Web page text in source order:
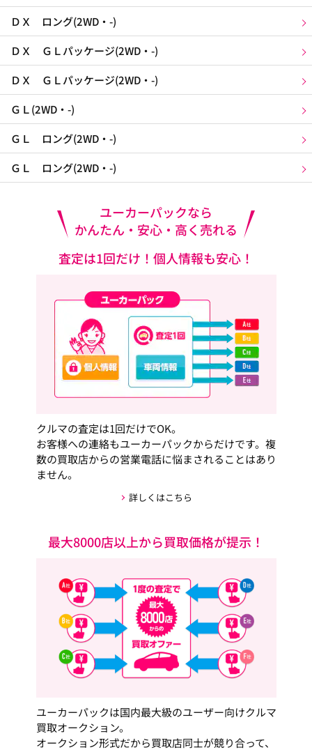
ＤＸ ロング(2WD・-)
ＤＸ ＧＬパッケージ(2WD・-)
ＤＸ ＧＬパッケージ(2WD・-)
ＧＬ(2WD・-)
ＧＬ ロング(2WD・-)
ＧＬ ロング(2WD・-)
ユーカーパックなら
かんたん・安心・高く売れる
査定は1回だけ！個人情報も安心！
クルマの査定は1回だけでOK。
お客様への連絡もユーカーパックからだけです。複
数の買取店からの営業電話に悩まされることはあり
ません。
詳しくはこちら
最大8000店以上から買取価格が提示！
ユーカーパックは国内最大級のユーザー向けクルマ
買取オークション。
オークション形式だから買取店同士が競り合って、